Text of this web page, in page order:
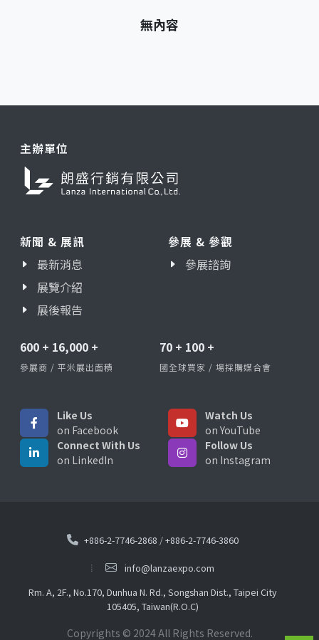
無內容
主辦單位
新聞 & 展訊
最新消息
展覽介紹
展後報告
參展 & 參觀
參展諮詢
600 + 16,000 +
參展商 / 平米展出面積
70 + 100 +
國全球買家 / 場採購媒合會
Like Us
on Facebook
Watch Us
on YouTube
Connect With Us
on LinkedIn
Follow Us
on Instagram
+886-2-7746-2868 /+886-2-7746-3860
info@lanzaexpo.com
Rm. A, 2F., No.170, Dunhua N. Rd., Songshan Dist., Taipei City
105405, Taiwan(R.O.C)
Copyrights © 2024 All Rights Reserved.